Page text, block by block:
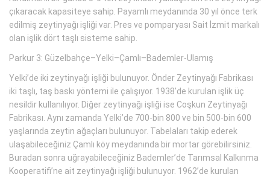
çıkaracak kapasiteye sahip. Payamlı meydanında 30 yıl önce terk
edilmiş zeytinyağı işliği var. Pres ve pomparyası Sait İzmit markalı
olan işlik dört taşlı sisteme sahip.
Parkur 3: Güzelbahçe–Yelki–Çamlı–Bademler-Ulamış
Yelki’de iki zeytinyağı işliği bulunuyor. Önder Zeytinyağı Fabrikası
iki taşlı, taş baskı yöntemi ile çalışıyor. 1938’de kurulan işlik üç
nesildir kullanılıyor. Diğer zeytinyağı işliği ise Coşkun Zeytinyağı
Fabrikası. Aynı zamanda Yelki’de 700-bin 800 ve bin 500-bin 600
yaşlarında zeytin ağaçları bulunuyor. Tabelaları takip ederek
ulaşabileceğiniz Çamlı köy meydanında bir mortar görebilirsiniz.
Buradan sonra uğrayabileceğiniz Bademler’de Tarımsal Kalkınma
Kooperatifi’ne ait zeytinyağı işliği bulunuyor. 1962’de kurulan